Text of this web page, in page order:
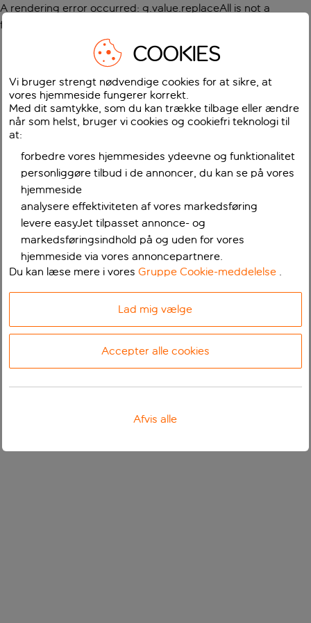
A rendering error occurred: g.value.replaceAll is not a
function
COOKIES
Vi bruger strengt nødvendige cookies for at sikre, at
vores hjemmeside fungerer korrekt.
Med dit samtykke, som du kan trække tilbage eller ændre
når som helst, bruger vi cookies og cookiefri teknologi til
at:
forbedre vores hjemmesides ydeevne og funktionalitet
personliggøre tilbud i de annoncer, du kan se på vores
hjemmeside
analysere effektiviteten af vores markedsføring
levere easyJet tilpasset annonce- og
markedsføringsindhold på og uden for vores
hjemmeside via vores annoncepartnere.
Du kan læse mere i voresGruppe Cookie-meddelelse .
Lad mig vælge
Accepter alle cookies
Afvis alle